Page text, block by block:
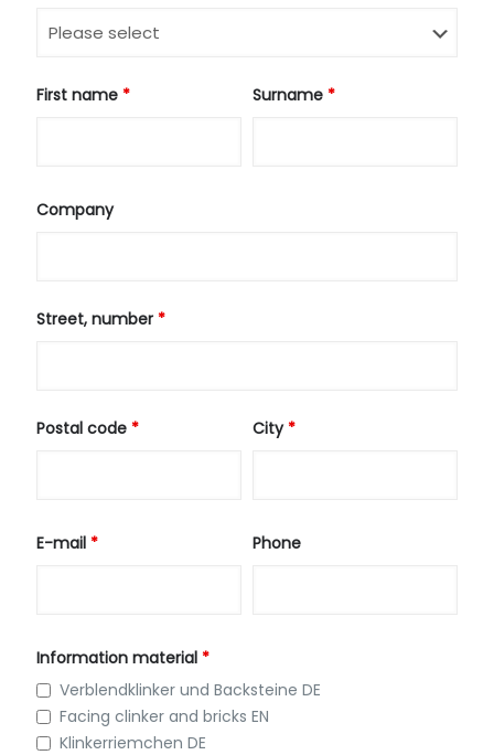
First name * Surname *
Company
Street, number *
Postal code * City *
E-mail * Phone
Information material *
Verblendklinker und Backsteine DE
Facing clinker and bricks EN
Klinkerriemchen DE